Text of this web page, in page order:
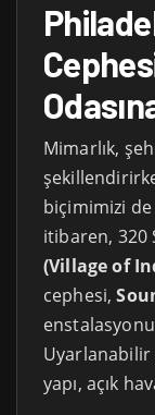
Mimarlık,
biçimimizi
itibaren, 320
(Village of
cephesi,
Uyarlanabilir
yapı, açık